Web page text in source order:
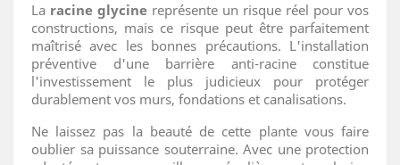
La racine glycine représente un risque réel pour vos
constructions, mais ce risque peut être parfaitement
maîtrisé avec les bonnes précautions. L'installation
préventive d'une barrière anti-racine constitue
l'investissement le plus judicieux pour protéger
durablement vos murs, fondations et canalisations.
Ne laissez pas la beauté de cette plante vous faire
oublier sa puissance souterraine. Avec une protection